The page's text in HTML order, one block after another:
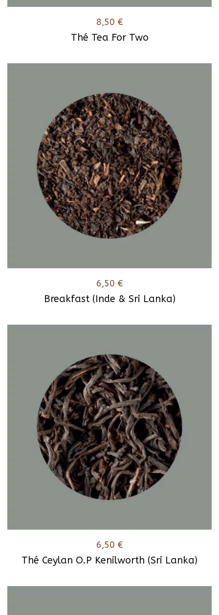
Thé Tea For Two
8,50 €
Breakfast (Inde & Sri Lanka)
6,50 €
Thé Ceylan O.P Kenilworth (Sri Lanka)
6,50 €